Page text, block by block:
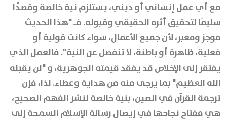
مع أي عمل إنساني أو ديني، يستلزم نية خالصة وقصدًا
سليمًا لتحقيق أثره الحقيقي وقبوله. فـ "هذا الحديث
موجز ومعبر، لأن جميع الأعمال، سواء كانت قولية أو
فعلية، ظاهرة أو باطنة، لا تنفصل عن النية". فالعمل الذي
يفتقر إلى الإخلاص قد يفقد قيمته الجوهرية، و "لن يقبله
الله العظيم" بما يرجى منه من هداية وعطاء. لذا، فإن
ترجمة القرآن في الصين، بنية خالصة لنشر الفهم الصحيح،
هي مفتاح نجاحها في إيصال رسالة الإسلام السمحة إلى